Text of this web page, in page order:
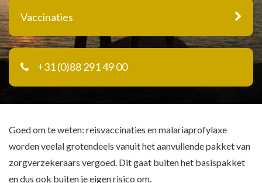
Vaccinaties
+31 (0)88 291 49 00
Goed om te weten: reisvaccinaties en malariaprofylaxe
worden veelal grotendeels vanuit het aanvullende pakket van
zorgverzekeraars vergoed. Dit gaat buiten het basispakket
en dus ook buiten je eigen risico om.